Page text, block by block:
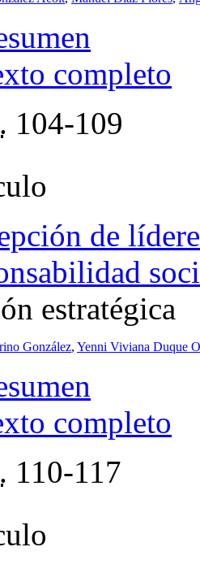
completo
104-109
de
estratégica
González, Yenni Viviana Duque
completo
110-117